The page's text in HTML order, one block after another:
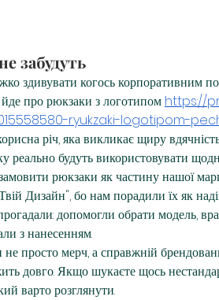
забудуть
здивувати когось корпоративним
йде про рюкзаки з логотипом https://
ryukzaki-logotipom-
річ, яка викликає щиру
реально будуть використовувати
рюкзаки як частину нашої
Дизайн", бо нам порадили їх як
допомогли обрати модель,
з нанесенням.
просто мерч, а справжній
довго. Якщо шукаєте щось
варто розглянути.